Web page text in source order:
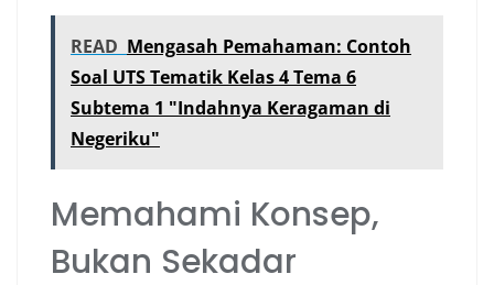
READ Mengasah Pemahaman: Contoh
Soal UTS Tematik Kelas 4 Tema 6
Subtema 1 "Indahnya Keragaman di
Negeriku"
Memahami Konsep,
Bukan Sekadar